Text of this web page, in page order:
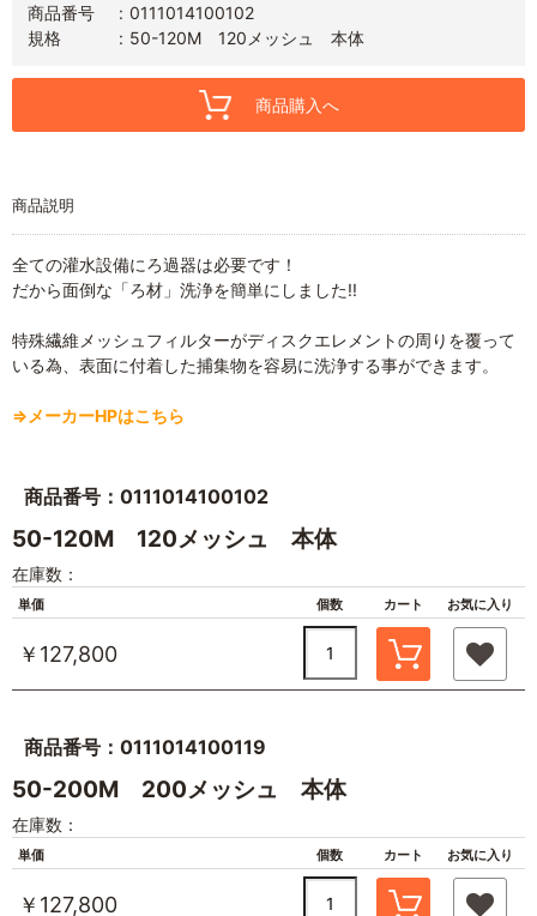
商品番号
0111014100102
規格
50-120M 120メッシュ 本体
商品購入へ
商品説明
全ての灌水設備にろ過器は必要です！
だから面倒な「ろ材」洗浄を簡単にしました!!
特殊繊維メッシュフィルターがディスクエレメントの周りを覆って
いる為、表面に付着した捕集物を容易に洗浄する事ができます。
⇒メーカーHPはこちら
商品番号：0111014100102
50-120M 120メッシュ 本体
在庫数：
単価 個数 カート お気に入り
￥127,800
商品番号：0111014100119
50-200M 200メッシュ 本体
在庫数：
単価 個数 カート お気に入り
￥127,800